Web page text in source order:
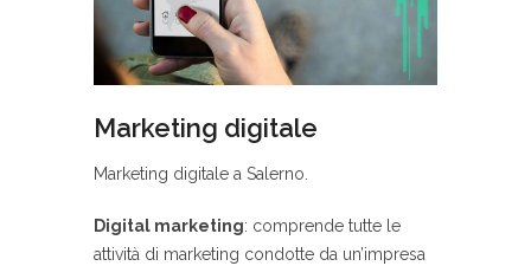
Marketing digitale
Marketing digitale a Salerno.
Digital marketing: comprende tutte le
attività di marketing condotte da un’impresa